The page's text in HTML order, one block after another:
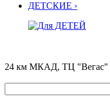
ДЕТСКИЕ ›
24 км МКАД, ТЦ "Вегас"